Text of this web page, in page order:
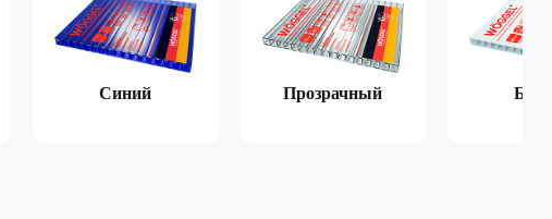
Двухскатная Односкатная Четырёхгранная
Синий Прозрачный